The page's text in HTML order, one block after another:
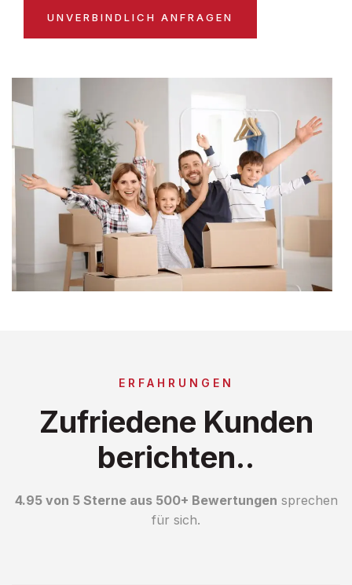
UNVERBINDLICH ANFRAGEN
ERFAHRUNGEN
Zufriedene Kunden
berichten..
4.95 von 5 Sterne aus 500+ Bewertungen sprechen
für sich.